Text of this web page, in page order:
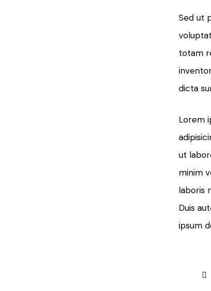
Sed ut
totam
dicta
Lorem
ut
minim
laboris
Duis
ipsum